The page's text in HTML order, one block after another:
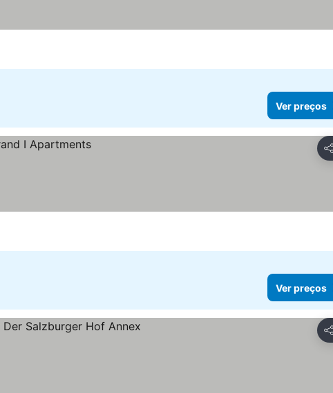
Ver preços
Ver preços